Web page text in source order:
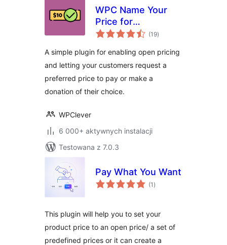
WPC Name Your
Price for
WooCommerce
(19wszystkich
ocen
)
A simple plugin for enabling open pricing
and letting your customers request a
preferred price to pay or make a
donation of their choice.
WPClever
6 000+ aktywnych instalacji
Testowana z 7.0.3
Pay What You Want
(1 wszystkich
ocen
)
This plugin will help you to set your
product price to an open price/ a set of
predefined prices or it can create a